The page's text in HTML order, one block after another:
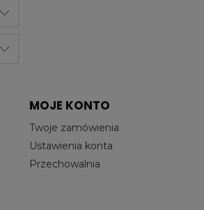
MOJE KONTO
Twoje zamówienia
Ustawienia konta
Przechowalnia